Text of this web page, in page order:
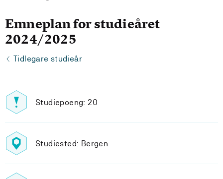
Emneplan for studieåret
2024/2025
Tidlegare studieår
Studiepoeng: 20
Studiested: Bergen